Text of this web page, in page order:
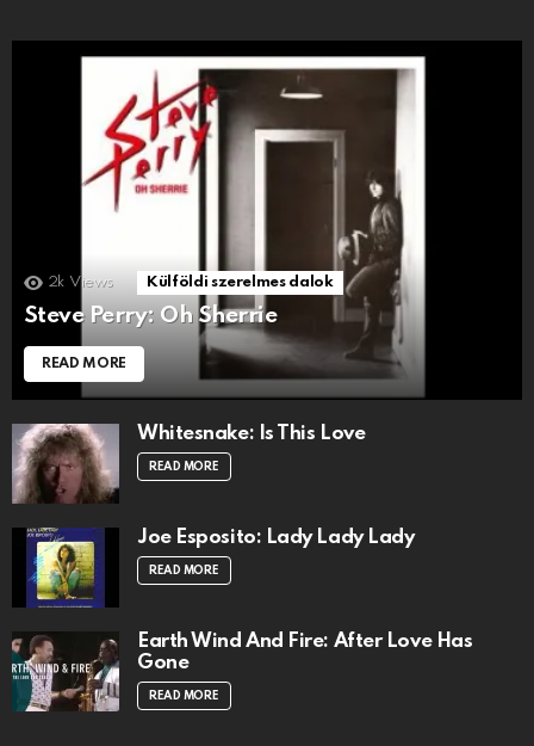
2k Views Külföldi szerelmes dalok
Steve Perry: Oh Sherrie
READ MORE
Whitesnake: Is This Love
READ MORE
Joe Esposito: Lady Lady Lady
READ MORE
Earth Wind And Fire: After Love Has
Gone
READ MORE